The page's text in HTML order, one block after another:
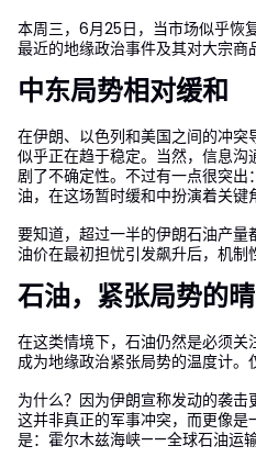
本周三，6月25日，当市场似乎恢
最近的地缘政治事件及其对大宗商
中东局势相对缓和
在伊朗、以色列和美国之间的冲
似乎正在趋于稳定。当然，信息
剧了不确定性。不过有一点很突出
油，在这场暂时缓和中扮演着关键
要知道，超过一半的伊朗石油产
油价在最初担忧引发飙升后，机制
石油，紧张局势的
在这类情境下，石油仍然是必须
成为地缘政治紧张局势的温度计。
为什么？因为伊朗宣称发动的袭击
这并非真正的军事冲突，而更像
是：霍尔木兹海峡——全球石油运